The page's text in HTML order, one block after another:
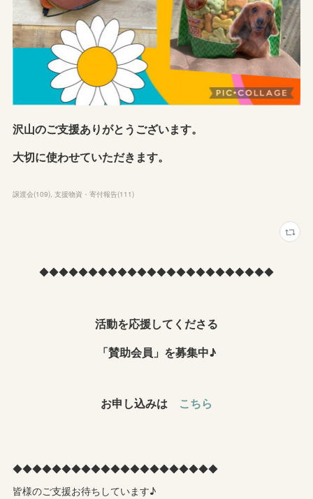
沢山のご支援ありがとうございます。
大切に使わせていただきます。
譲渡会(109) 支援物資・寄付報告(111)
◆◆◆◆◆◆◆◆◆◆◆◆◆◆◆◆◆◆◆◆◆◆◆◆
活動を応援してくださる
「賛助会員」を募集中♪
お申し込みは こちら
◆◆◆◆◆◆◆◆◆◆◆◆◆◆◆◆◆◆◆◆◆
皆様のご支援お待ちしています♪